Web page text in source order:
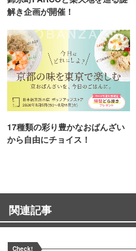
解き企画が開催！
17種類の彩り豊かなおばんざい
から自由にチョイス！
関連記事
Check!